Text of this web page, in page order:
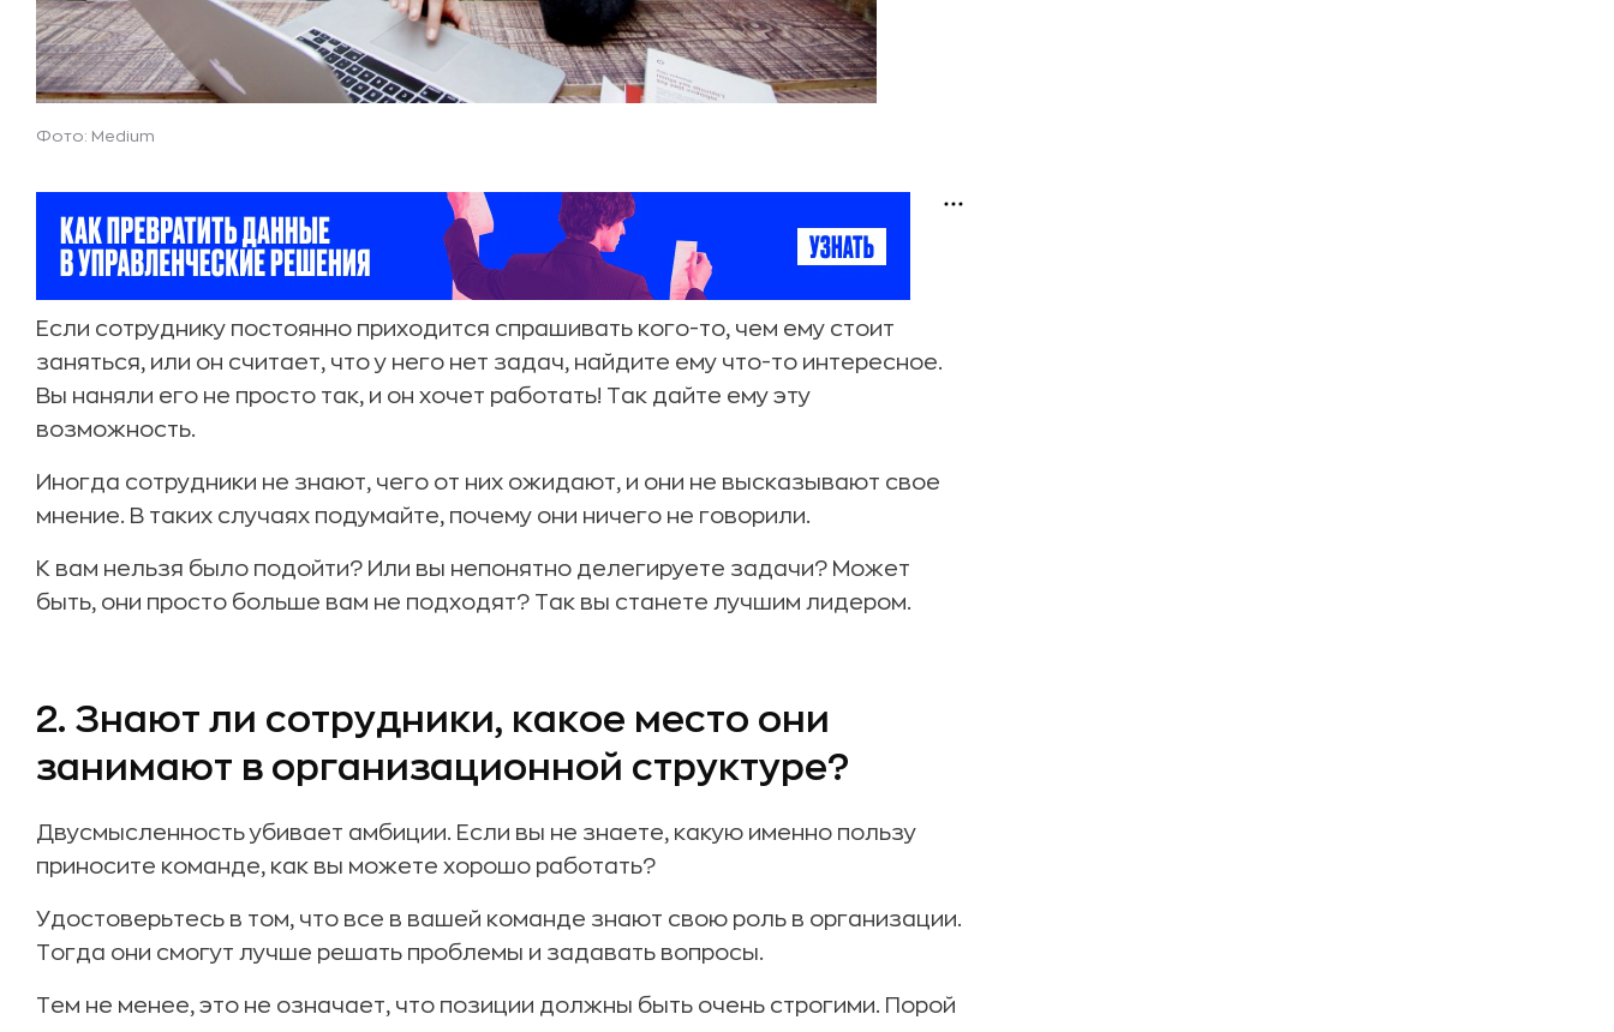
Фото: Medium
Если сотруднику постоянно приходится спрашивать кого-то, чем ему стоит
заняться, или он считает, что у него нет задач, найдите ему что-то интересное.
Вы наняли его не просто так, и он хочет работать! Так дайте ему эту
возможность.
Иногда сотрудники не знают, чего от них ожидают, и они не высказывают свое
мнение. В таких случаях подумайте, почему они ничего не говорили.
К вам нельзя было подойти? Или вы непонятно делегируете задачи? Может
быть, они просто больше вам не подходят? Так вы станете лучшим лидером.
2. Знают ли сотрудники, какое место они
занимают в организационной структуре?
Двусмысленность убивает амбиции. Если вы не знаете, какую именно пользу
приносите команде, как вы можете хорошо работать?
Удостоверьтесь в том, что все в вашей команде знают свою роль в организации.
Тогда они смогут лучше решать проблемы и задавать вопросы.
Тем не менее, это не означает, что позиции должны быть очень строгими. Порой